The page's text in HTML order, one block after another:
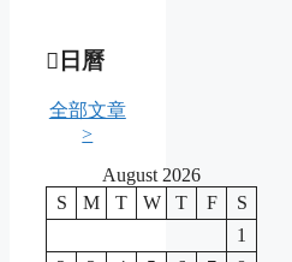
日曆
全部文章
>
August 2026
S
M T W T F
S
1